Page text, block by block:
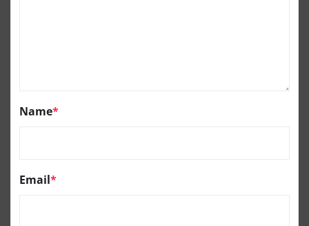
Name*
Email*